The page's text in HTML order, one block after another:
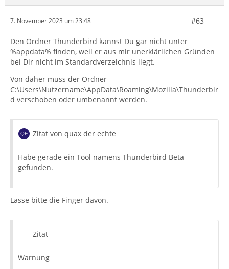
7. November 2023 um 23:48 #63
Den Ordner Thunderbird kannst Du gar nicht unter
%appdata% finden, weil er aus mir unerklärlichen Gründen
bei Dir nicht im Standardverzeichnis liegt.
Von daher muss der Ordner
C:\Users\Nutzername\AppData\Roaming\Mozilla\Thunderbir
d verschoben oder umbenannt werden.
Zitat von quax der echte
Habe gerade ein Tool namens Thunderbird Beta
gefunden.
Lasse bitte die Finger davon.
Zitat
Warnung